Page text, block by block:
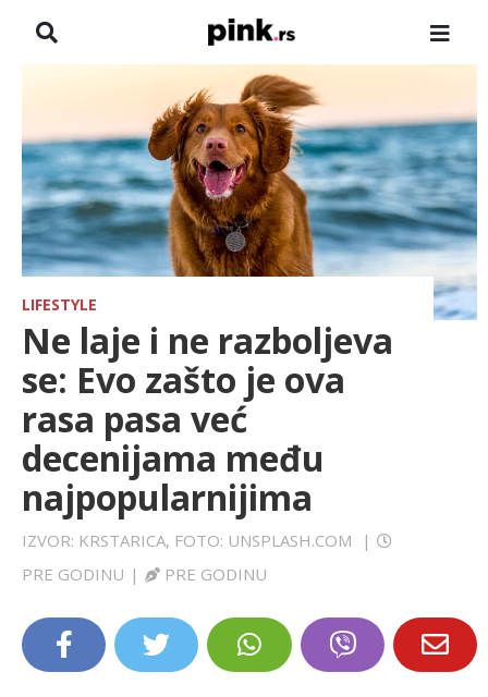
VESTI
ZADRUGA
SHOWBIZ
HRONIKA
FARMERI
SPORT
LIFESTYLE
EXTRA
LIFESTYLE
Ne laje i ne razboljeva
se: Evo zašto je ova
rasa pasa već
decenijama među
najpopularnijima
IZVOR: KRSTARICA, FOTO: UNSPLASH.COM
|
PRE GODINU | PRE GODINU